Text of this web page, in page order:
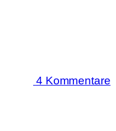
4 Kommentare